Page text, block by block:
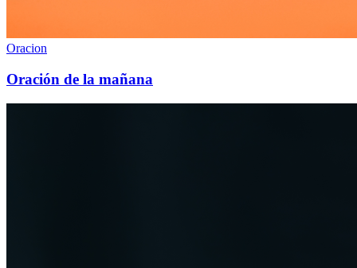
Oracion
Oración de la mañana